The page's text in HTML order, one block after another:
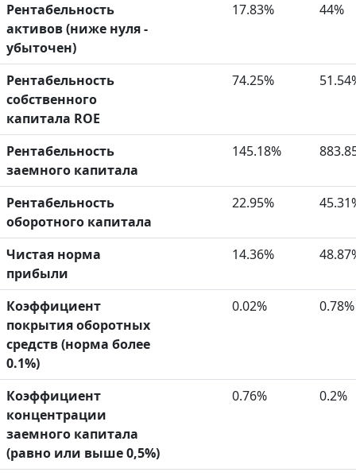
Рентабельность
активов (ниже нуля -
убыточен)
17.83% 44%
Рентабельность
собственного
капитала ROE
74.25%
Рентабельность
заемного капитала
145.18%
Рентабельность
оборотного капитала
22.95%
Чистая норма
прибыли
14.36%
Коэффициент
покрытия оборотных
средств (норма более
0.1%)
0.02% 0.78%
Коэффициент
концентрации
заемного капитала
(равно или выше 0,5%)
0.76% 0.2%